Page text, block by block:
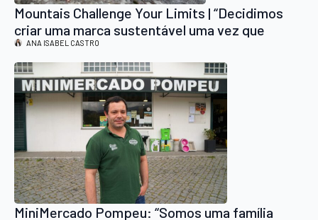
Mountais Challenge Your Limits | “Decidimos
criar uma marca sustentável uma vez que
temos uma ligação muito grande à terra”
ANA ISABEL CASTRO
MiniMercado Pompeu: “Somos uma família